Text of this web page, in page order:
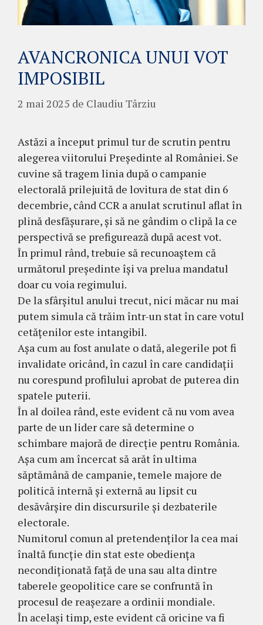
AVANCRONICA UNUI VOT
IMPOSIBIL
2 mai 2025 de Claudiu Târziu
Astăzi a început primul tur de scrutin pentru
alegerea viitorului Președinte al României. Se
cuvine să tragem linia după o campanie
electorală prilejuită de lovitura de stat din 6
decembrie, când CCR a anulat scrutinul aflat în
plină desfășurare, și să ne gândim o clipă la ce
perspectivă se prefigurează după acest vot.
În primul rând, trebuie să recunoaștem că
următorul președinte își va prelua mandatul
doar cu voia regimului.
De la sfârșitul anului trecut, nici măcar nu mai
putem simula că trăim într-un stat în care votul
cetățenilor este intangibil.
Așa cum au fost anulate o dată, alegerile pot fi
invalidate oricând, în cazul în care candidații
nu corespund profilului aprobat de puterea din
spatele puterii.
În al doilea rând, este evident că nu vom avea
parte de un lider care să determine o
schimbare majoră de direcție pentru România.
Așa cum am încercat să arăt în ultima
săptămână de campanie, temele majore de
politică internă și externă au lipsit cu
desăvârșire din discursurile și dezbaterile
electorale.
Numitorul comun al pretendenților la cea mai
înaltă funcție din stat este obediența
necondiționată față de una sau alta dintre
taberele geopolitice care se confruntă în
procesul de reașezare a ordinii mondiale.
În același timp, este evident că oricine va fi